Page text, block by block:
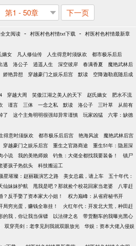
第1 - 50章 下一页
文阅读 - 村医村色村情txt下载 - 村医村色村情最新章
嫡女 凡人修仙传 人生得意时须纵欢
都市极乐后后
逃 洛公子 逍遥人生 深空彼岸 春满香夏
魔艳武林后
娇艳异想 穿越豪门之娱乐后宫 默读
空降迦勒底随后成
穿越大周 笑傲江湖之美人的天下 赵氏嫡女
肥水不流
谨言 三体 一念之私 默读 洛公子 三叶草
从前有
了 这个主角明明很强却异常谨慎 玩家凶猛
六零：缺德
得意时须纵欢 都市极乐后后宫 艳海风波
魔艳武林后宫
穿越豪门之娱乐后宫 重生之官路商途
重生51年：隐居深
小说 我的美艳师娘 钓鱼：大佬全都找我要装备！
镇尸
婆孩子热炕头 科技搬运工
星璀璨：赵丽颖演艺之路 美女总裁，请上车
五十年代：
仙妹妹护航 甩我是吧？那就捡个校花回家当老婆
八零赶
？反手娶了资本家大小姐！
权力巅峰：从省府秘书开
局穷光蛋，赚钱全靠挂！
火红年代：开发北大荒，种田赶
的我，你让我当保镖 以法律之名
带货翻车的我曝光黑心
双穿亮剑：老李见到我就双眼放光
华娱：资本大佬入侵娱